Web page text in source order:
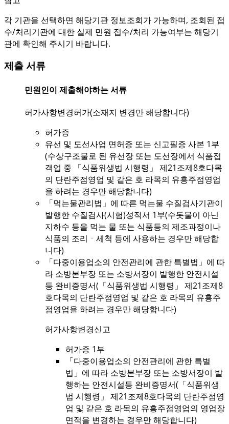
각 기관을 선택하면 해당기관 정보조회가 가능하며, 조회된 접
수/처리기관에 대한 실제 민원 접수/처리 가능여부는 해당기
관에 확인해 주시기 바랍니다.
제출 서류
민원인이 제출해야하는 서류
허가사항변경허가(소재지 변경만 해당합니다)
허가증
유선 및 도선사업 면허증 또는 신고필증 사본 1부
(수상구조물로 된 유선장 또는 도선장에서 식품접
객업 중 「식품위생법 시행령」 제21조제8호다목
의 단란주점영업 및 같은 호 라목의 유흥주점영업
을 하려는 경우만 해당합니다)
「먹는물관리법」에 따른 먹는물 수질검사기관이
발행한 수질검사(시험)성적서 1부(수돗물이 아닌
지하수 등을 먹는 물 또는 식품등의 제조과정이나
식품의 조리ㆍ세척 등에 사용하는 경우만 해당합
니다)
「다중이용업소의 안전관리에 관한 특별법」에 따
라 소방본부장 또는 소방서장이 발행한 안전시설
등 완비증명서(「식품위생법 시행령」 제21조제8
호다목의 단란주점영업 및 같은 호 라목의 유흥주
점영업을 하려는 경우만 해당합니다)
허가사항변경신고
허가증 1부
「다중이용업소의 안전관리에 관한 특별
법」에 따라 소방본부장 또는 소방서장이 발
행하는 안전시설등 완비증명서(「식품위생
법 시행령」 제21조제8호다목의 단란주점영
업 및 같은 호 라목의 유흥주점영업의 영업장
면적을 변경하는 경우만 해당합니다)